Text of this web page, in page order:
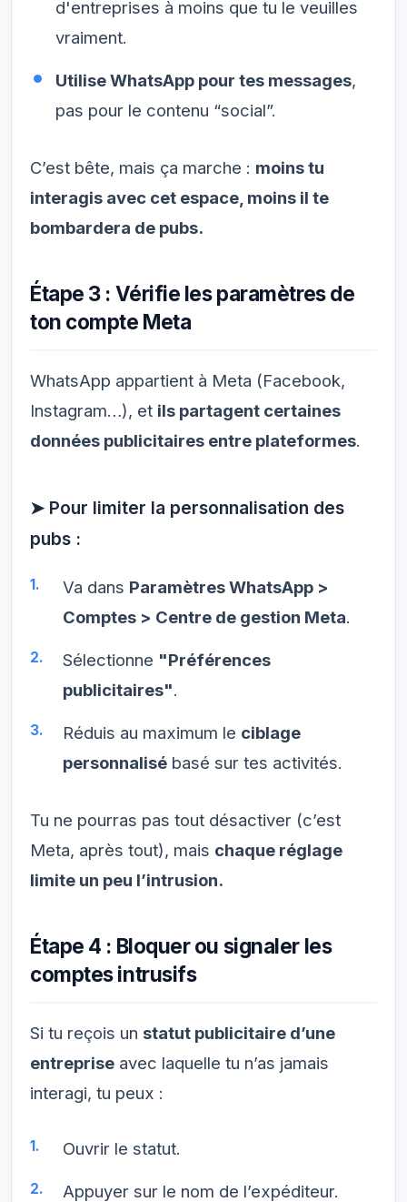
d'entreprises à moins que tu le veuilles
vraiment.
Utilise WhatsApp pour tes messages,
pas pour le contenu “social”.
C’est bête, mais ça marche : moins tu
interagis avec cet espace, moins il te
bombardera de pubs.
Étape 3 : Vérifie les paramètres de
ton compte Meta
WhatsApp appartient à Meta (Facebook,
Instagram…), et ils partagent certaines
données publicitaires entre plateformes.
➤ Pour limiter la personnalisation des
pubs :
Va dans Paramètres WhatsApp >
Comptes > Centre de gestion Meta.
Sélectionne "Préférences
publicitaires".
Réduis au maximum le ciblage
personnalisé basé sur tes activités.
Tu ne pourras pas tout désactiver (c’est
Meta, après tout), mais chaque réglage
limite un peu l’intrusion.
Étape 4 : Bloquer ou signaler les
comptes intrusifs
Si tu reçois un statut publicitaire d’une
entreprise avec laquelle tu n’as jamais
interagi, tu peux :
Ouvrir le statut.
Appuyer sur le nom de l’expéditeur.